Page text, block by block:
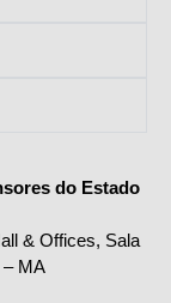
do Estado
& Offices, Sala
– MA